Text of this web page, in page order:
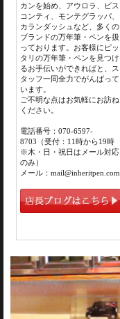
カンを始め、アウロラ、ビス
コンティ、モンテグラッパ、
カランダッシュなど、多くの
ブランドの万年筆・ペンを扱
っております。お客様にピッ
タリの万年筆・ペンを見つけ
るお手伝いができればと、ス
タッフ一同全力でがんばって
います。
ご不明な点はお気軽にお訪ね
ください。
電話番号：070-6597-
8703（受付：11時から19時
※木・日・祝日はメール対応
のみ）
メール：mail@inheritpen.com